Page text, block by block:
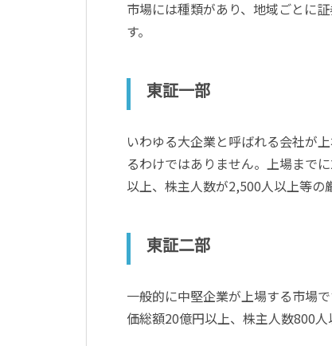
市場には種類があり、地域ごとに
す。
東証一部
いわゆる大企業と呼ばれる会社が
るわけではありません。上場まで
以上、株主人数が2,500人以上等の
東証二部
一般的に中堅企業が上場する市場
価総額20億円以上、株主人数800人